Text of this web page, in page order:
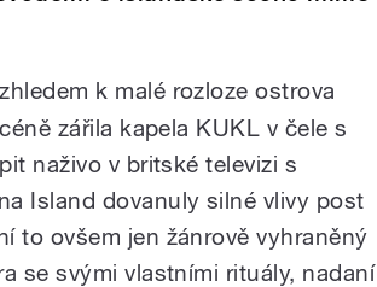
k malé rozloze ostrova
zářila kapela KUKL v čele s
naživo v britské televizi s
Island dovanuly silné vlivy post
to ovšem jen žánrově vyhraněný
se svými vlastními rituály, nadaní